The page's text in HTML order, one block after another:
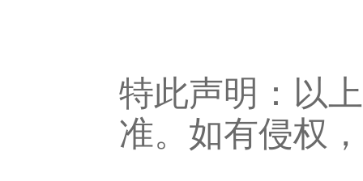
特此声明：以
准。如有侵权